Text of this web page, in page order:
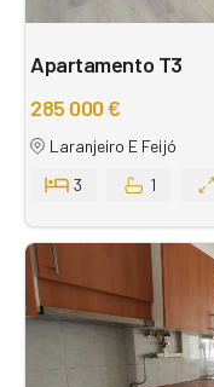
Apartamento T3
285 000 €
Laranjeiro E Feijó
3
1